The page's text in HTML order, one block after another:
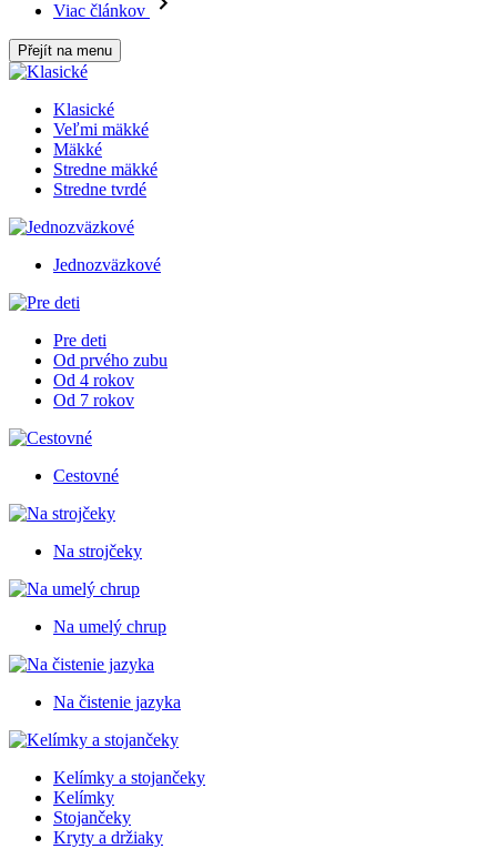
Viac článkov
Přejít na menu
Klasické
Veľmi mäkké
Mäkké
Stredne mäkké
Stredne tvrdé
Jednozväzkové
Pre deti
Od prvého zubu
Od 4 rokov
Od 7 rokov
Cestovné
Na strojčeky
Na umelý chrup
Na čistenie jazyka
Kelímky a stojančeky
Kelímky
Stojančeky
Kryty a držiaky